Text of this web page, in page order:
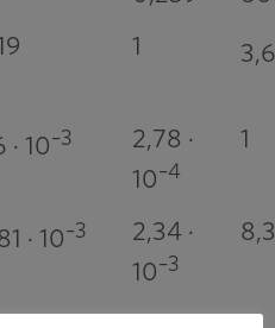
1
· 10–3
2,78 ·
10–4
1
· 10–3
2,34 ·
10–3